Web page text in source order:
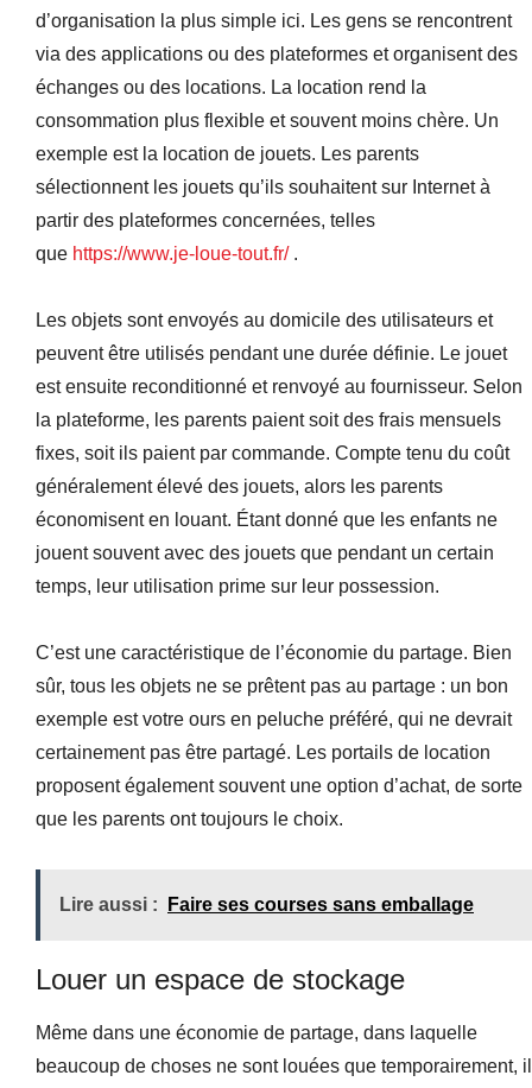
d’organisation la plus simple ici. Les gens se rencontrent
via des applications ou des plateformes et organisent des
échanges ou des locations. La location rend la
consommation plus flexible et souvent moins chère. Un
exemple est la location de jouets. Les parents
sélectionnent les jouets qu’ils souhaitent sur Internet à
partir des plateformes concernées, telles
que https://www.je-loue-tout.fr/.
Les objets sont envoyés au domicile des utilisateurs et
peuvent être utilisés pendant une durée définie. Le jouet
est ensuite reconditionné et renvoyé au fournisseur. Selon
la plateforme, les parents paient soit des frais mensuels
fixes, soit ils paient par commande. Compte tenu du coût
généralement élevé des jouets, alors les parents
économisent en louant. Étant donné que les enfants ne
jouent souvent avec des jouets que pendant un certain
temps, leur utilisation prime sur leur possession.
C’est une caractéristique de l’économie du partage. Bien
sûr, tous les objets ne se prêtent pas au partage : un bon
exemple est votre ours en peluche préféré, qui ne devrait
certainement pas être partagé. Les portails de location
proposent également souvent une option d’achat, de sorte
que les parents ont toujours le choix.
Lire aussi : Faire ses courses sans emballage
Louer un espace de stockage
Même dans une économie de partage, dans laquelle
beaucoup de choses ne sont louées que temporairement, il